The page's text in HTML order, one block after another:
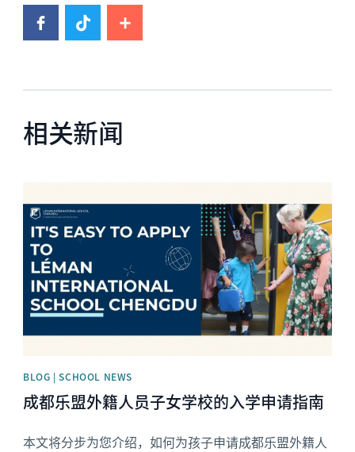
相关新闻
BLOG | SCHOOL NEWS
成都乐盟外籍人员子女学校的入学申请指南
本文将分步为您介绍，如何为孩子申请成都乐盟外籍人